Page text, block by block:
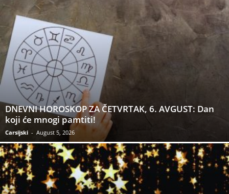
DNEVNI HOROSKOP ZA ČETVRTAK, 6. AVGUST: Dan
koji će mnogi pamtiti!
Carsijski - August 5, 2026